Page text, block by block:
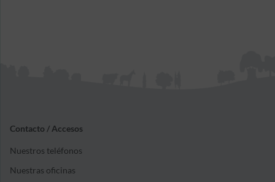
Contacto / Accesos
Nuestros teléfonos
Nuestras oficinas